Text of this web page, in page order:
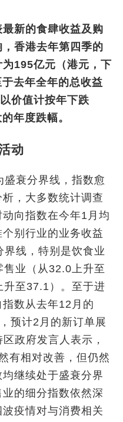
新的食肆收益及购
香港去年第四季的
195亿元（港元，下
去年全年的总收益
价值计按年下跌
年度跌幅。
动
衰分界线，指数愈
，大多数统计调查
向指数在今年1月均
别行业的业务收益
线，特别是饮食业
售业（从32.0上升至
至37.1）。至于进
数从去年12月的
预计2月的新订单展
政府发言人表示，
有相对改善，但仍然
继续处于盛衰分界
的细分指数依然深
疫情对与消费相关